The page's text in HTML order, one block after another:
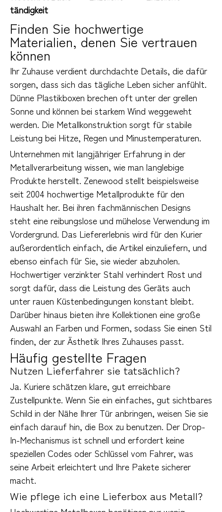
tändigkeit
Finden Sie hochwertige
Materialien, denen Sie vertrauen
können
Ihr Zuhause verdient durchdachte Details, die dafür
sorgen, dass sich das tägliche Leben sicher anfühlt.
Dünne Plastikboxen brechen oft unter der grellen
Sonne und können bei starkem Wind weggeweht
werden. Die Metallkonstruktion sorgt für stabile
Leistung bei Hitze, Regen und Minustemperaturen.
Unternehmen mit langjähriger Erfahrung in der
Metallverarbeitung wissen, wie man langlebige
Produkte herstellt. Zenewood stellt beispielsweise
seit 2004 hochwertige Metallprodukte für den
Haushalt her. Bei ihren fachmännischen Designs
steht eine reibungslose und mühelose Verwendung im
Vordergrund. Das Liefererlebnis wird für den Kurier
außerordentlich einfach, die Artikel einzuliefern, und
ebenso einfach für Sie, sie wieder abzuholen.
Hochwertiger verzinkter Stahl verhindert Rost und
sorgt dafür, dass die Leistung des Geräts auch
unter rauen Küstenbedingungen konstant bleibt.
Darüber hinaus bieten ihre Kollektionen eine große
Auswahl an Farben und Formen, sodass Sie einen Stil
finden, der zur Ästhetik Ihres Zuhauses passt.
Häufig gestellte Fragen
Nutzen Lieferfahrer sie tatsächlich?
Ja. Kuriere schätzen klare, gut erreichbare
Zustellpunkte. Wenn Sie ein einfaches, gut sichtbares
Schild in der Nähe Ihrer Tür anbringen, weisen Sie sie
einfach darauf hin, die Box zu benutzen. Der Drop-
In-Mechanismus ist schnell und erfordert keine
speziellen Codes oder Schlüssel vom Fahrer, was
seine Arbeit erleichtert und Ihre Pakete sicherer
macht.
Wie pflege ich eine Lieferbox aus Metall?